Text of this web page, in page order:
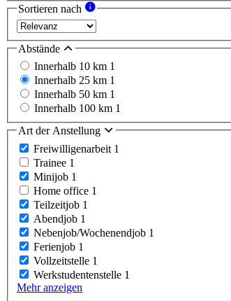
Sortieren nach
Abstände
Innerhalb 10 km 1
Innerhalb 25 km 1
Innerhalb 50 km 1
Innerhalb 100 km 1
Art der Anstellung
Freiwilligenarbeit 1
Trainee 1
Minijob 1
Home office 1
Teilzeitjob 1
Abendjob 1
Nebenjob/Wochenendjob 1
Ferienjob 1
Vollzeitstelle 1
Werkstudentenstelle 1
Mehr anzeigen